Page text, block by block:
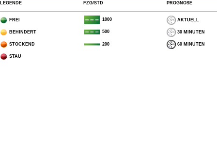
LEGENDE FZG/STD PROGNOSE
FREI 1000 AKTUELL
BEHINDERT 500 30 MINUTEN
STOCKEND 200 60 MINUTEN
STAU